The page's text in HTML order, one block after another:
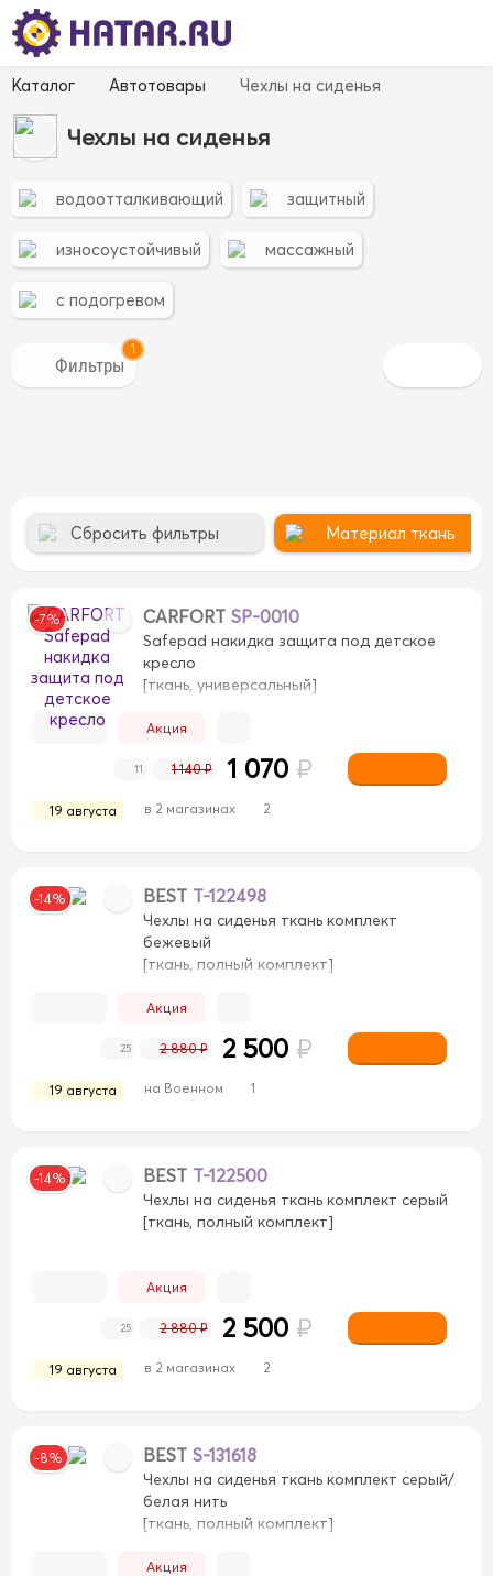
Каталог Автотовары Чехлы на сиденья
Чехлы на сиденья
Бамбук ДеревоДерево
экокожа
водоотталкивающий защитный
износоустойчивый массажный
с подогревом
1
Сбросить фильтры Материал ткань
-7% CARFORT SP-0010
Safepad накидка защита под детское
кресло
[ткань, универсальный]
Акция
19 августа в 2 магазинах 2
11 1 140 ₽ 1 070 ₽
-14% BEST T-122498
Чехлы на сиденья ткань комплект
бежевый
[ткань, полный комплект]
Акция
19 августа на Военном 1
25 2 880 ₽ 2 500 ₽
-14% BEST T-122500
Чехлы на сиденья ткань комплект серый
[ткань, полный комплект]
Акция
19 августа в 2 магазинах 2
25 2 880 ₽ 2 500 ₽
-8% BEST S-131618
Чехлы на сиденья ткань комплект серый/
белая нить
[ткань, полный комплект]
Акция